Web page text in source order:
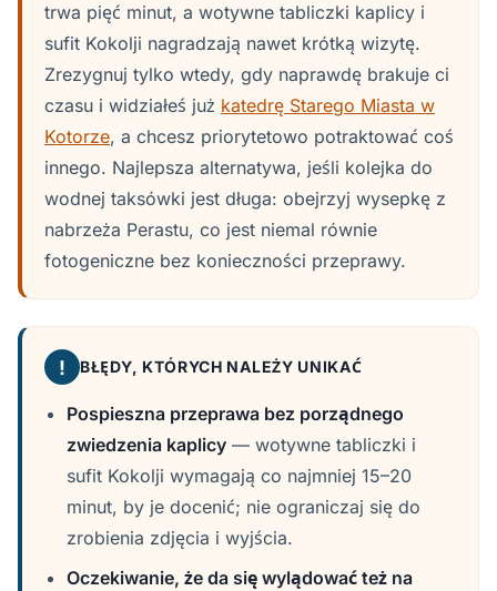
trwa pięć minut, a wotywne tabliczki kaplicy i
sufit Kokolji nagradzają nawet krótką wizytę.
Zrezygnuj tylko wtedy, gdy naprawdę brakuje ci
czasu i widziałeś już katedrę Starego Miasta w
Kotorze, a chcesz priorytetowo potraktować coś
innego. Najlepsza alternatywa, jeśli kolejka do
wodnej taksówki jest długa: obejrzyj wysepkę z
nabrzeża Perastu, co jest niemal równie
fotogeniczne bez konieczności przeprawy.
! BŁĘDY, KTÓRYCH NALEŻY UNIKAĆ
Pospieszna przeprawa bez porządnego
zwiedzenia kaplicy — wotywne tabliczki i
sufit Kokolji wymagają co najmniej 15–20
minut, by je docenić; nie ograniczaj się do
zrobienia zdjęcia i wyjścia.
Oczekiwanie, że da się wylądować też na